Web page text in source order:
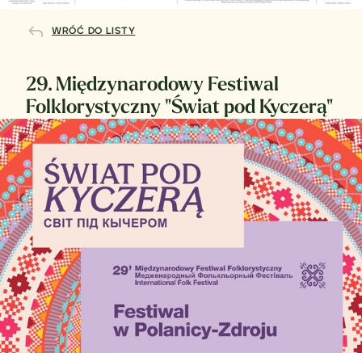
WRÓĆ DO LISTY
29. Międzynarodowy Festiwal
Folklorystyczny "Świat pod Kyczerą"